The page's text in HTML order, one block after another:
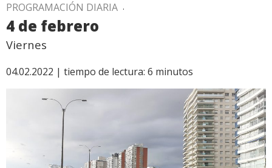
PROGRAMACIÓN DIARIA .
4 de febrero
Viernes
04.02.2022 | tiempo de lectura: 6 minutos